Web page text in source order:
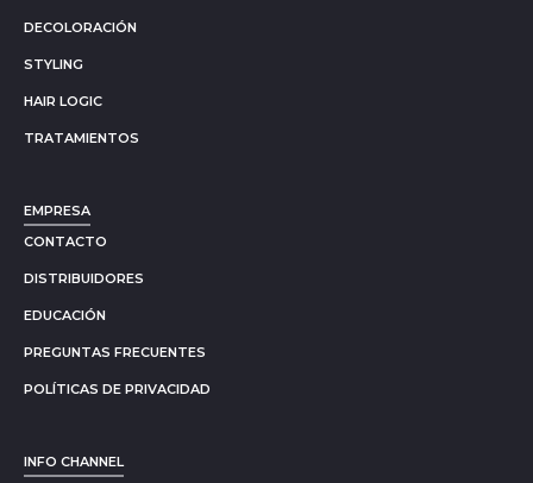
DECOLORACIÓN
STYLING
HAIR LOGIC
TRATAMIENTOS
EMPRESA
CONTACTO
DISTRIBUIDORES
EDUCACIÓN
PREGUNTAS FRECUENTES
POLÍTICAS DE PRIVACIDAD
INFO CHANNEL